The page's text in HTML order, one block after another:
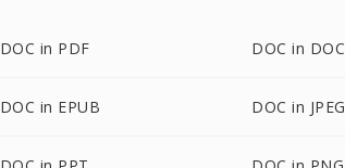
DOC in PDF DOC in
DOC in EPUB DOC in JPEG